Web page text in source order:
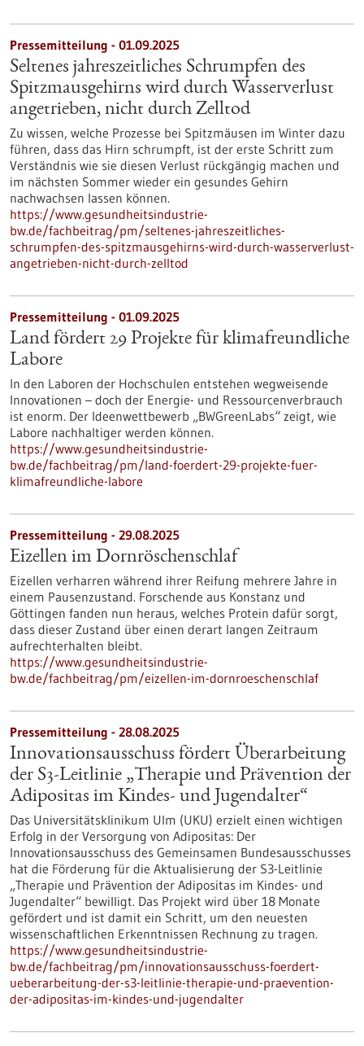
Pressemitteilung - 01.09.2025
Seltenes jahreszeitliches Schrumpfen des
Spitzmausgehirns wird durch Wasserverlust
angetrieben, nicht durch Zelltod
Zu wissen, welche Prozesse bei Spitzmäusen im Winter dazu
führen, dass das Hirn schrumpft, ist der erste Schritt zum
Verständnis wie sie diesen Verlust rückgängig machen und
im nächsten Sommer wieder ein gesundes Gehirn
nachwachsen lassen können.
https://www.gesundheitsindustrie-
bw.de/fachbeitrag/pm/seltenes-jahreszeitliches-
schrumpfen-des-spitzmausgehirns-wird-durch-wasserverlust-
angetrieben-nicht-durch-zelltod
Pressemitteilung - 01.09.2025
Land fördert 29 Projekte für klimafreundliche
Labore
In den Laboren der Hochschulen entstehen wegweisende
Innovationen – doch der Energie- und Ressourcenverbrauch
ist enorm. Der Ideenwettbewerb „BWGreenLabs“ zeigt, wie
Labore nachhaltiger werden können.
https://www.gesundheitsindustrie-
bw.de/fachbeitrag/pm/land-foerdert-29-projekte-fuer-
klimafreundliche-labore
Pressemitteilung - 29.08.2025
Eizellen im Dornröschenschlaf
Eizellen verharren während ihrer Reifung mehrere Jahre in
einem Pausenzustand. Forschende aus Konstanz und
Göttingen fanden nun heraus, welches Protein dafür sorgt,
dass dieser Zustand über einen derart langen Zeitraum
aufrechterhalten bleibt.
https://www.gesundheitsindustrie-
bw.de/fachbeitrag/pm/eizellen-im-dornroeschenschlaf
Pressemitteilung - 28.08.2025
Innovationsausschuss fördert Überarbeitung
der S3-​Leitlinie „Therapie und Prävention der
Adipositas im Kindes-​ und Jugendalter“
Das Universitätsklinikum Ulm (UKU) erzielt einen wichtigen
Erfolg in der Versorgung von Adipositas: Der
Innovationsausschuss des Gemeinsamen Bundesausschusses
hat die Förderung für die Aktualisierung der S3-​Leitlinie
„Therapie und Prävention der Adipositas im Kindes-​ und
Jugendalter“ bewilligt. Das Projekt wird über 18 Monate
gefördert und ist damit ein Schritt, um den neuesten
wissenschaftlichen Erkenntnissen Rechnung zu tragen.
https://www.gesundheitsindustrie-
bw.de/fachbeitrag/pm/innovationsausschuss-foerdert-
ueberarbeitung-der-s3-leitlinie-therapie-und-praevention-
der-adipositas-im-kindes-und-jugendalter